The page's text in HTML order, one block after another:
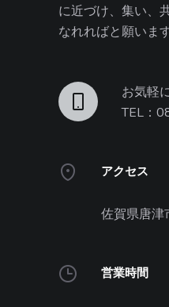
に近づけ、集い、
なれればと願います
お気軽
TEL：
アクセス
佐賀県唐津
営業時間